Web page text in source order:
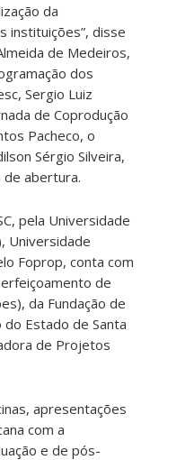
da
instituições”, disse
de Medeiros,
dos
Sergio Luiz
de Coprodução
Pacheco, o
Sérgio Silveira,
abertura.
pela Universidade
Universidade
Foprop, conta com
de
da Fundação de
Estado de Santa
de Projetos
apresentações
com a
e de pós-